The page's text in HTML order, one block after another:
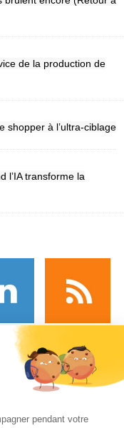
pendant votre
de la production de
shopper à l’ultra-ciblage
l’IA transforme la
Annonce Event